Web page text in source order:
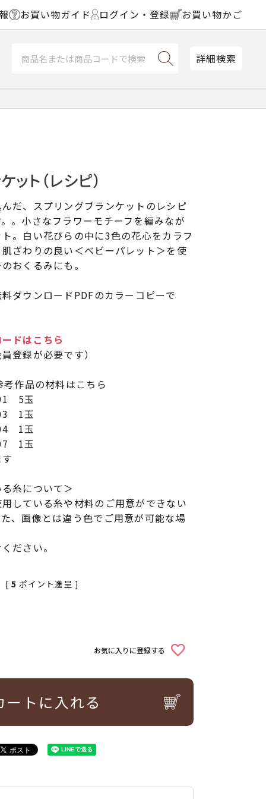
お買い物ガイド ログイン・登録 お買い物かご
詳細検索
ト（レシピ）
だ、スプリングブランケットのレシピ
。。小さなフラワーモチーフを編みなが
。白い花びらの中に3色の花心をカラフ
ざわりの良い＜ベビーパレット＞を使
おくるみにも。
ダウンロードPDFのカラーコピーで
ドはこちら
登録が必要です）
作品の材料はこちら
5玉
1玉
1玉
1玉
糸について＞
している糸や材料のご用意ができない
、画像とは違う色でご用意が可能な場
ださい。
[ 5 ポイント進呈 ]
お気に入りに登録する
ートに入れる